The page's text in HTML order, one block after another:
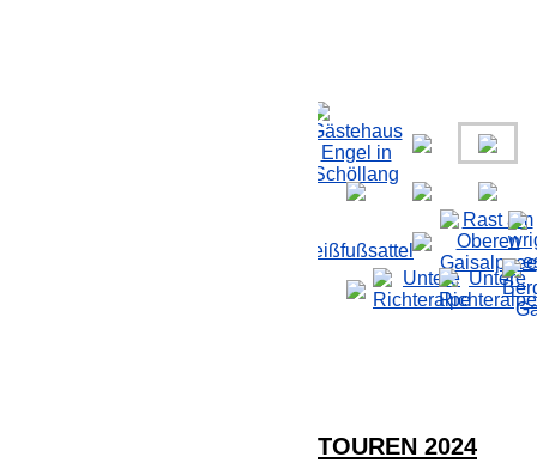
TOUREN 2024